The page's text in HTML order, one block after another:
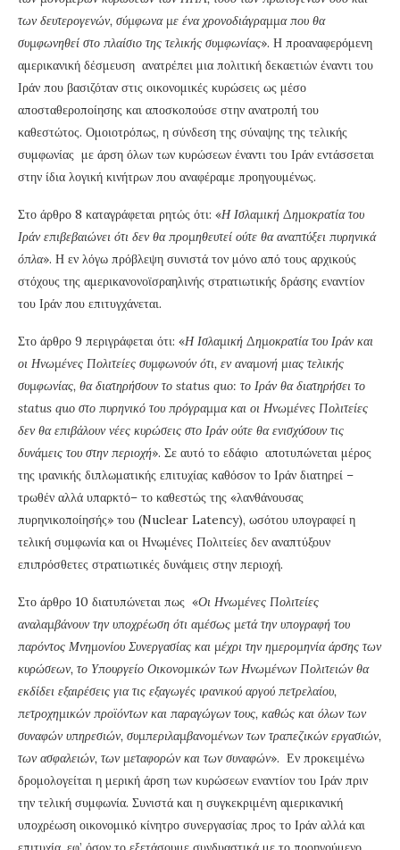
των δευτερογενών, σύμφωνα με ένα χρονοδιάγραμμα που θα
συμφωνηθεί στο πλαίσιο της τελικής συμφωνίας». Η προαναφερόμενη
αμερικανική δέσμευση ανατρέπει μια πολιτική δεκαετιών έναντι του
Ιράν που βασιζόταν στις οικονομικές κυρώσεις ως μέσο
αποσταθεροποίησης και αποσκοπούσε στην ανατροπή του
καθεστώτος. Ομοιοτρόπως, η σύνδεση της σύναψης της τελικής
συμφωνίας με άρση όλων των κυρώσεων έναντι του Ιράν εντάσσεται
στην ίδια λογική κινήτρων που αναφέραμε προηγουμένως.
Στο άρθρο 8 καταγράφεται ρητώς ότι: «Η Ισλαμική Δημοκρατία του
Ιράν επιβεβαιώνει ότι δεν θα προμηθευτεί ούτε θα αναπτύξει πυρηνικά
όπλα». Η εν λόγω πρόβλεψη συνιστά τον μόνο από τους αρχικούς
στόχους της αμερικανονοϊσραηλινής στρατιωτικής δράσης εναντίον
του Ιράν που επιτυγχάνεται.
Στο άρθρο 9 περιγράφεται ότι: «Η Ισλαμική Δημοκρατία του Ιράν και
οι Ηνωμένες Πολιτείες συμφωνούν ότι, εν αναμονή μιας τελικής
συμφωνίας, θα διατηρήσουν το status quo: το Ιράν θα διατηρήσει το
status quo στο πυρηνικό του πρόγραμμα και οι Ηνωμένες Πολιτείες
δεν θα επιβάλουν νέες κυρώσεις στο Ιράν ούτε θα ενισχύσουν τις
δυνάμεις του στην περιοχή». Σε αυτό το εδάφιο αποτυπώνεται μέρος
της ιρανικής διπλωματικής επιτυχίας καθόσον το Ιράν διατηρεί –
τρωθέν αλλά υπαρκτό– το καθεστώς της «λανθάνουσας
πυρηνικοποίησής» του (Nuclear Latency), ωσότου υπογραφεί η
τελική συμφωνία και οι Ηνωμένες Πολιτείες δεν αναπτύξουν
επιπρόσθετες στρατιωτικές δυνάμεις στην περιοχή.
Στο άρθρο 10 διατυπώνεται πως «Οι Ηνωμένες Πολιτείες
αναλαμβάνουν την υποχρέωση ότι αμέσως μετά την υπογραφή του
παρόντος Μνημονίου Συνεργασίας και μέχρι την ημερομηνία άρσης των
κυρώσεων, το Υπουργείο Οικονομικών των Ηνωμένων Πολιτειών θα
εκδίδει εξαιρέσεις για τις εξαγωγές ιρανικού αργού πετρελαίου,
πετροχημικών προϊόντων και παραγώγων τους, καθώς και όλων των
συναφών υπηρεσιών, συμπεριλαμβανομένων των τραπεζικών εργασιών,
των ασφαλειών, των μεταφορών και των συναφών». Εν προκειμένω
δρομολογείται η μερική άρση των κυρώσεων εναντίον του Ιράν πριν
την τελική συμφωνία. Συνιστά και η συγκεκριμένη αμερικανική
υποχρέωση οικονομικό κίνητρο συνεργασίας προς το Ιράν αλλά και